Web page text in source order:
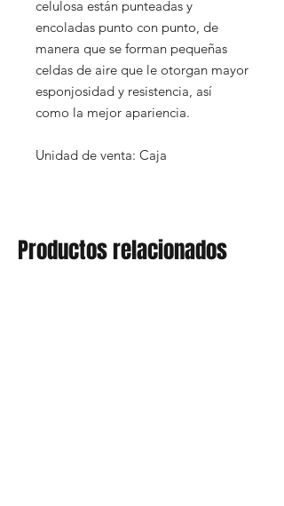
celulosa están punteadas y
encoladas punto con punto, de
manera que se forman pequeñas
celdas de aire que le otorgan mayor
esponjosidad y resistencia, así
como la mejor apariencia.
Unidad de venta: Caja
Productos relacionados